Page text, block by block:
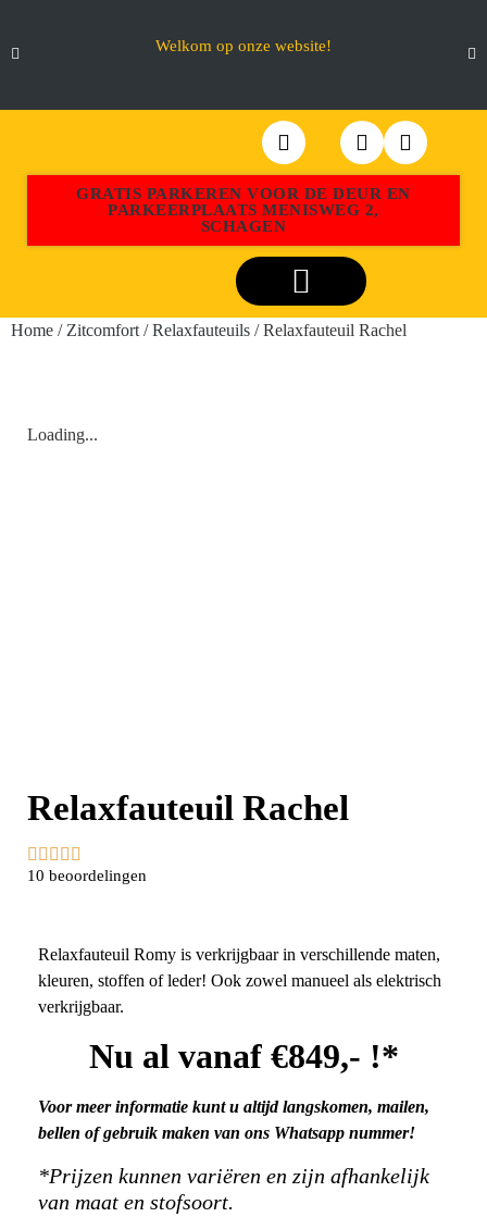
Welkom op onze website!
GRATIS PARKEREN VOOR DE DEUR EN
PARKEERPLAATS MENISWEG 2,
SCHAGEN
Home / Zitcomfort /Relaxfauteuils / Relaxfauteuil Rachel
Loading...
Relaxfauteuil Rachel
    
10 beoordelingen
Relaxfauteuil Romy is verkrijgbaar in verschillende maten,
kleuren, stoffen of leder! Ook zowel manueel als elektrisch
verkrijgbaar.
Nu al vanaf €849,- !*
Voor meer informatie kunt u altijd langskomen, mailen,
bellen of gebruik maken van ons Whatsapp nummer!
*Prijzen kunnen variëren en zijn afhankelijk
van maat en stofsoort.